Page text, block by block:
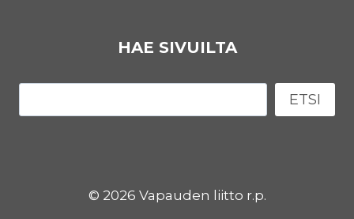
HAE SIVUILTA
ETSI
© 2026 Vapauden liitto r.p.